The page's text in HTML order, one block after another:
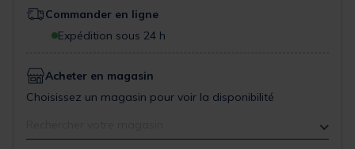
Commander en ligne
Expédition sous 24 h
Acheter en magasin
Choisissez un magasin pour voir la disponibilité